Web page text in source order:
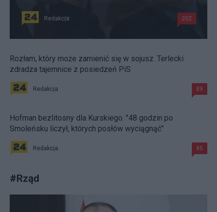
Redakcja 202
Rozłam, który może zamienić się w sojusz. Terlecki
zdradza tajemnice z posiedzeń PiS
Redakcja 89
Hofman bezlitosny dla Kurskiego. "48 godzin po
Smoleńsku liczył, których posłów wyciągnąć"
Redakcja 85
#Rząd